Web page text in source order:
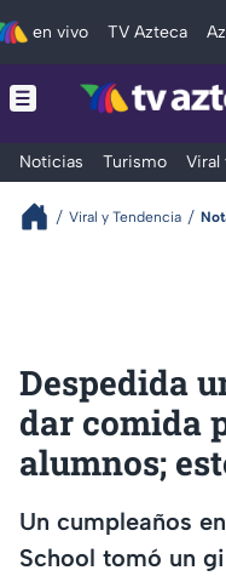
en vivo TV Azteca
Noticias Turismo Viral
Viral y Tendencia
Despedida
dar comida
alumnos;
Un cumpleaños
School tomó un